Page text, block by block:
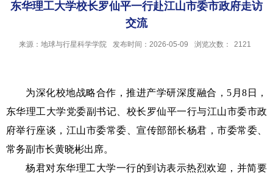
东华理工大学校长罗仙平一行赴江山市委市政府走访
交流
来源：地球与行星科学学院 发布时间：2026-05-09 浏览次数： 2121
为深化校地战略合作，推进产学研深度融合， 5月8日，
东华理工大学党委副书记、校长罗仙平一行与江山市委市政
府举行座谈，江山市委常委、宣传部部长杨君，市委常委、
常务副市长黄晓彬出席。
杨君对东华理工大学一行的到访表示热烈欢迎，并简要